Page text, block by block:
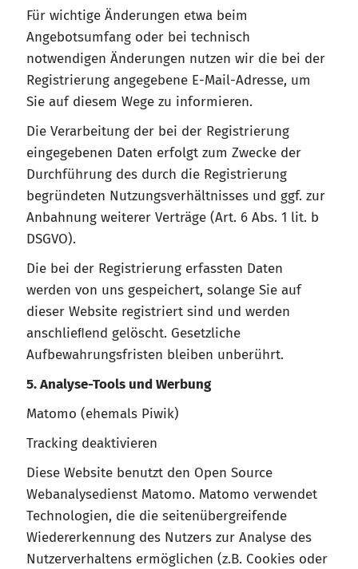
Für wichtige Änderungen etwa beim
Angebotsumfang oder bei technisch
notwendigen Änderungen nutzen wir die bei der
Registrierung angegebene E-Mail-Adresse, um
Sie auf diesem Wege zu informieren.
Die Verarbeitung der bei der Registrierung
eingegebenen Daten erfolgt zum Zwecke der
Durchführung des durch die Registrierung
begründeten Nutzungsverhältnisses und ggf. zur
Anbahnung weiterer Verträge (Art. 6 Abs. 1 lit. b
DSGVO).
Die bei der Registrierung erfassten Daten
werden von uns gespeichert, solange Sie auf
dieser Website registriert sind und werden
anschlieﬂend gelöscht. Gesetzliche
Aufbewahrungsfristen bleiben unberührt.
5. Analyse-Tools und Werbung
Matomo (ehemals Piwik)
Tracking deaktivieren
Diese Website benutzt den Open Source
Webanalysedienst Matomo. Matomo verwendet
Technologien, die die seitenübergreifende
Wiedererkennung des Nutzers zur Analyse des
Nutzerverhaltens ermöglichen (z.B. Cookies oder